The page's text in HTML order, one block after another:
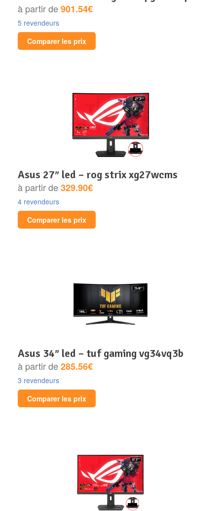
à partir de901.54€
5 revendeurs
Comparer les prix
asus 27″ led – rog strix xg27wcms
à partir de329.90€
4 revendeurs
Comparer les prix
asus 34″ led – tuf gaming vg34vq3b
à partir de285.56€
3 revendeurs
Comparer les prix